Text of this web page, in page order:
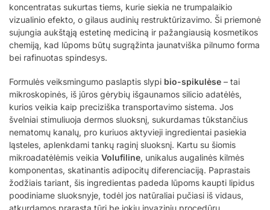
koncentratas sukurtas tiems, kurie siekia ne trumpalaikio
vizualinio efekto, o gilaus audinių restruktūrizavimo. Ši priemonė
sujungia aukštąją estetinę mediciną ir pažangiausią kosmetikos
chemiją, kad lūpoms būtų sugrąžinta jaunatviška pilnumo forma
bei rafinuotas spindesys.
Formulės veiksmingumo paslaptis slypi bio-spikulėse – tai
mikroskopinės, iš jūros gėrybių išgaunamos silicio adatėlės,
kurios veikia kaip preciziška transportavimo sistema. Jos
švelniai stimuliuoja dermos sluoksnį, sukurdamas tūkstančius
nematomų kanalų, pro kuriuos aktyvieji ingredientai pasiekia
ląsteles, aplenkdami tankų raginį sluoksnį. Kartu su šiomis
mikroadatėlėmis veikia Volufiline, unikalus augalinės kilmės
komponentas, skatinantis adipocitų diferenciaciją. Paprastais
žodžiais tariant, šis ingredientas padeda lūpoms kaupti lipidus
poodiniame sluoksnyje, todėl jos natūraliai pučiasi iš vidaus,